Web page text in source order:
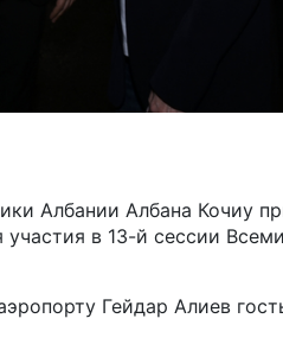
Албании Албана Кочиу
в 13-й сессии
Гейдар Алиев